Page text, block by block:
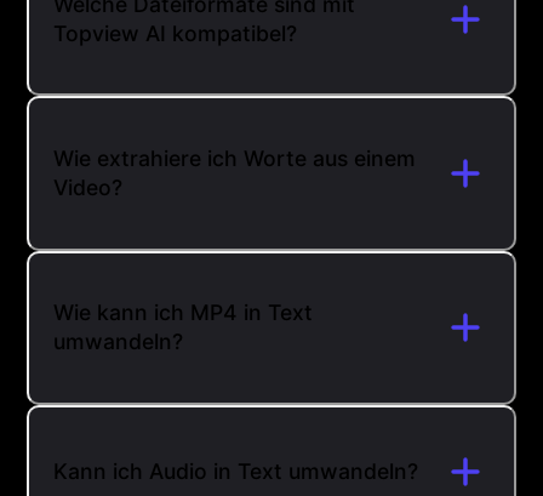
Topview AI kompatibel?
Wie extrahiere ich Worte aus einem
Video?
Wie kann ich MP4 in Text
umwandeln?
Kann ich Audio in Text umwandeln?